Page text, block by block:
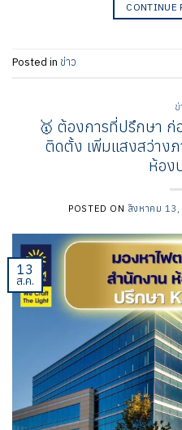
CONTINUE
Posted in ข่าว
ข่
🥇 ต้องการที่ปรึกษา ก่
ติดตั้ง เพิ่มแสงสว่าง
ห้อง
POSTED ON สิงหาคม
13
ส.ค.